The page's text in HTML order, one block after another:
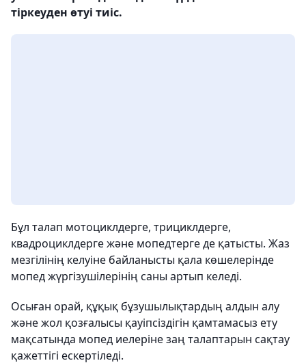
тіркеуден өтуі тиіс.
Бұл талап мотоциклдерге, трициклдерге,
квадроциклдерге және мопедтерге де қатысты. Жаз
мезгілінің келуіне байланысты қала көшелерінде
мопед жүргізушілерінің саны артып келеді.
Осыған орай, құқық бұзушылықтардың алдын алу
және жол қозғалысы қауіпсіздігін қамтамасыз ету
мақсатында мопед иелеріне заң талаптарын сақтау
қажеттігі ескертіледі.